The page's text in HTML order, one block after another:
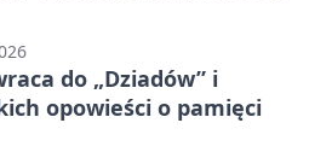
do „Dziadów” i
opowieści o pamięci